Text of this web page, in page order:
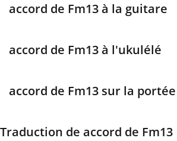
accord de Fm13 à la guitare
accord de Fm13 à l'ukulélé
accord de Fm13 sur la portée
Traduction de accord de Fm13